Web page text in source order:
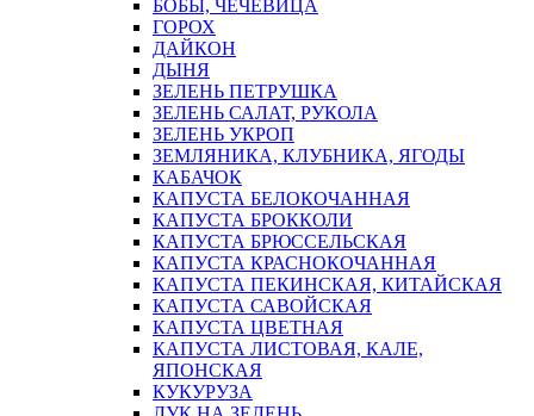
БОБЫ, ЧЕЧЕВИЦА
ГОРОХ
ДАЙКОН
ДЫНЯ
ЗЕЛЕНЬ ПЕТРУШКА
ЗЕЛЕНЬ САЛАТ, РУКОЛА
ЗЕЛЕНЬ УКРОП
ЗЕМЛЯНИКА, КЛУБНИКА, ЯГОДЫ
КАБАЧОК
КАПУСТА БЕЛОКОЧАННАЯ
КАПУСТА БРОККОЛИ
КАПУСТА БРЮССЕЛЬСКАЯ
КАПУСТА КРАСНОКОЧАННАЯ
КАПУСТА ПЕКИНСКАЯ, КИТАЙСКАЯ
КАПУСТА САВОЙСКАЯ
КАПУСТА ЦВЕТНАЯ
КАПУСТА ЛИСТОВАЯ, КАЛЕ,
ЯПОНСКАЯ
КУКУРУЗА